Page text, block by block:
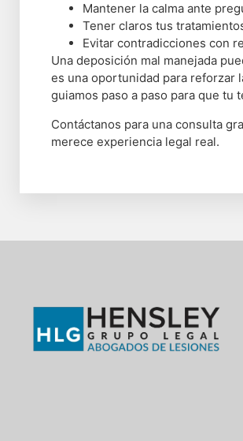
Mantener la calma ante
Tener claros tus
Evitar contradicciones con
Una deposición mal manejada
es una oportunidad para reforzar
guiamos paso a paso para que tu
Contáctanos para una consulta
merece experiencia legal real.